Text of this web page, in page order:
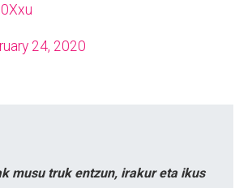
24, 2020
musu truk entzun, irakur eta ikus